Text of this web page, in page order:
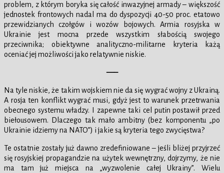
problem, z którym boryka się całość inwazyjnej armady – większość
jednostek frontowych nadal ma do dyspozycji 40-50 proc. etatowo
przewidzianych czołgów i wozów bojowych. Armia rosyjska w
Ukrainie jest mocna przede wszystkim słabością swojego
przeciwnika; obiektywne analityczno-militarne kryteria każą
oceniać jej możliwości jako relatywnie niskie.
—–
Na tyle niskie, że takim wojskiem nie da się wygrać wojny z Ukrainą.
A rosja ten konflikt wygrać musi, gdyż jest to warunek przetrwania
obecnego systemu władzy. I zapewne taki cel putin postawił przed
biełousowem. Dlaczego tak mało ambitny (bez komponentu „po
Ukrainie idziemy na NATO”) i jakie są kryteria tego zwycięstwa?
Te ostatnie zostały już dawno zredefiniowane – jeśli bliżej przyjrzeć
się rosyjskiej propagandzie na użytek wewnętrzny, dojrzymy, że nie
ma tam już miejsca na „wyzwolenie całej Ukrainy”. Wielu